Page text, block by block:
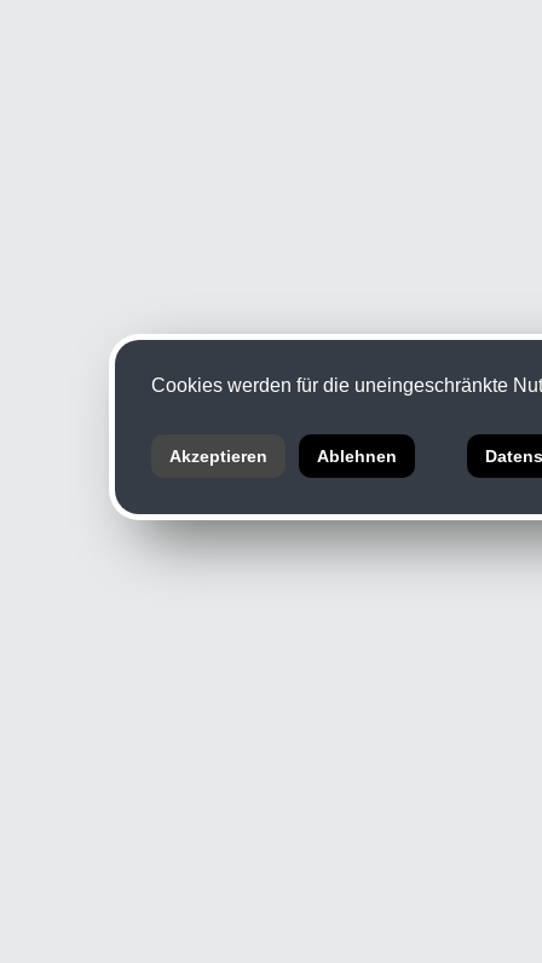
Cookies werden für die uneingeschränkte
Akzeptieren Ablehnen